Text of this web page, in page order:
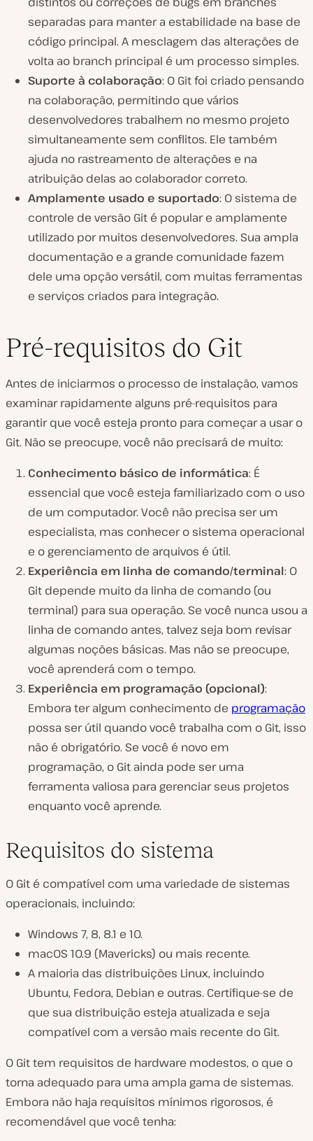
separadas para manter a estabilidade na base de
código principal. A mesclagem das alterações de
volta ao branch principal é um processo simples.
Suporte à colaboração: O Git foi criado pensando
na colaboração, permitindo que vários
desenvolvedores trabalhem no mesmo projeto
simultaneamente sem conflitos. Ele também
ajuda no rastreamento de alterações e na
atribuição delas ao colaborador correto.
Amplamente usado e suportado: O sistema de
controle de versão Git é popular e amplamente
utilizado por muitos desenvolvedores. Sua ampla
documentação e a grande comunidade fazem
dele uma opção versátil, com muitas ferramentas
e serviços criados para integração.
Pré-requisitos do Git
Antes de iniciarmos o processo de instalação, vamos
examinar rapidamente alguns pré-requisitos para
garantir que você esteja pronto para começar a usar o
Git. Não se preocupe, você não precisará de muito:
Conhecimento básico de informática: É
essencial que você esteja familiarizado com o uso
de um computador. Você não precisa ser um
especialista, mas conhecer o sistema operacional
e o gerenciamento de arquivos é útil.
Experiência em linha de comando/terminal: O
Git depende muito da linha de comando (ou
terminal) para sua operação. Se você nunca usou a
linha de comando antes, talvez seja bom revisar
algumas noções básicas. Mas não se preocupe,
você aprenderá com o tempo.
Experiência em programação (opcional):
Embora ter algum conhecimento de programação
possa ser útil quando você trabalha com o Git, isso
não é obrigatório. Se você é novo em
programação, o Git ainda pode ser uma
ferramenta valiosa para gerenciar seus projetos
enquanto você aprende.
Requisitos do sistema
O Git é compatível com uma variedade de sistemas
operacionais, incluindo:
Windows 7, 8, 8.1 e 10.
macOS 10.9 (Mavericks) ou mais recente.
A maioria das distribuições Linux, incluindo
Ubuntu, Fedora, Debian e outras. Certifique-se de
que sua distribuição esteja atualizada e seja
compatível com a versão mais recente do Git.
O Git tem requisitos de hardware modestos, o que o
torna adequado para uma ampla gama de sistemas.
Embora não haja requisitos mínimos rigorosos, é
recomendável que você tenha: